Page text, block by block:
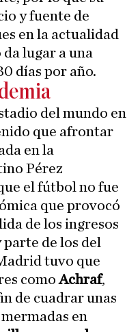
y fuente de
en la actualidad
lugar a una
días por año.
del mundo en
que afrontar
en la
Pérez
el fútbol no fue
que provocó
de los ingresos
de los del
tuvo que
comoAchraf,
de cuadrar unas
en